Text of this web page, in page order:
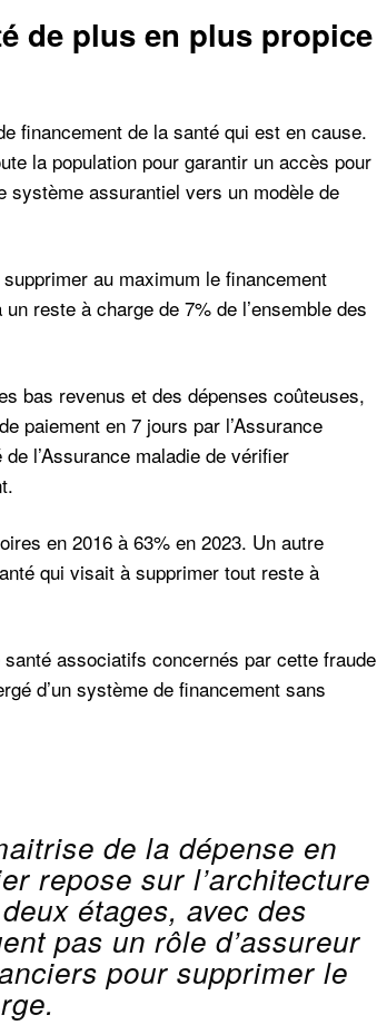
de plus en plus propice
financement de la santé qui est en cause.
la population pour garantir un accès pour
assurantiel vers un modèle de
au maximum le financement
reste à charge de 7% de l’ensemble des
bas revenus et des dépenses coûteuses,
paiement en 7 jours par l’Assurance
l’Assurance maladie de vérifier
en 2016 à 63% en 2023. Un autre
qui visait à supprimer tout reste à
associatifs concernés par cette fraude
d’un système de financement sans
de la dépense en
repose sur l’architecture
étages, avec des
pas un rôle d’assureur
pour supprimer le